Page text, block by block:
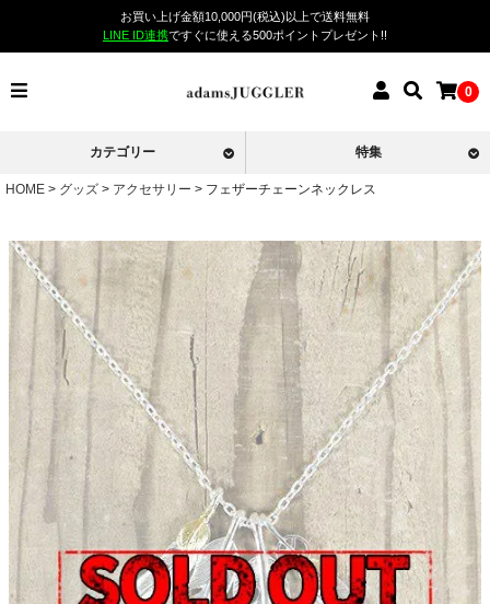
お買い上げ金額10,000円(税込)以上で送料無料
LINE ID連携ですぐに使える500ポイントプレゼント!!
0
カテゴリー 特集
HOME グッズ アクセサリー フェザーチェーンネックレス